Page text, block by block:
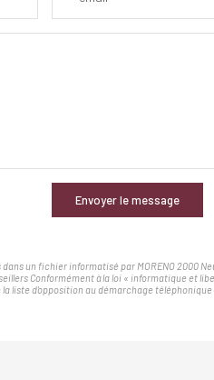
Envoyer le message
un fichier informatisé par MORENO 2000
Conformément à la loi « informatique et
liste d'opposition au démarchage